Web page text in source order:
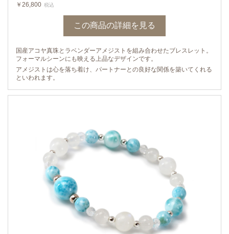
￥26,800 税込
この商品の詳細を見る
国産アコヤ真珠とラベンダーアメジストを組み合わせたブレスレット。
フォーマルシーンにも映える上品なデザインです。
アメジストは心を落ち着け、パートナーとの良好な関係を築いてくれる
といわれます。